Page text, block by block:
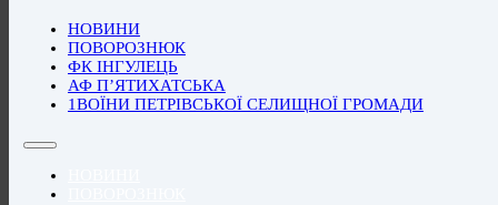
НОВИНИ
ПОВОРОЗНЮК
ФК ІНГУЛЕЦЬ
АФ П’ЯТИХАТСЬКА
1ВОЇНИ ПЕТРІВСЬКОЇ СЕЛИЩНОЇ ГРОМАДИ